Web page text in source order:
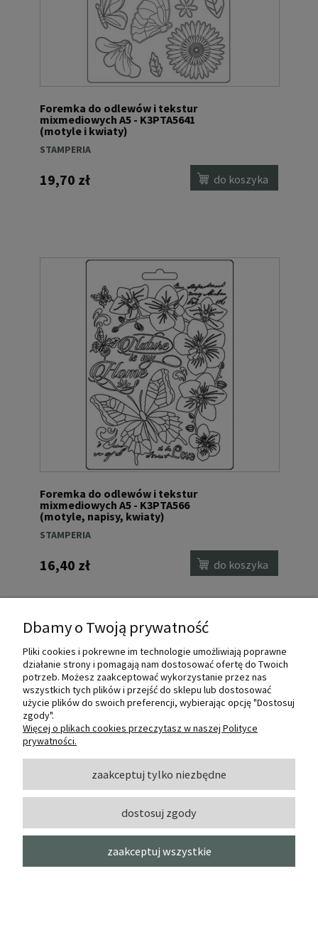
Foremka do odlewów i tekstur
mixmediowych A5 - K3PTA5641
(motyle i kwiaty)
STAMPERIA
19,70 zł do koszyka
Foremka do odlewów i tekstur
mixmediowych A5 - K3PTA566
(motyle, napisy, kwiaty)
STAMPERIA
16,40 zł do koszyka
Dbamy o Twoją prywatność
Pliki cookies i pokrewne im technologie umożliwiają poprawne
działanie strony i pomagają nam dostosować ofertę do Twoich
potrzeb. Możesz zaakceptować wykorzystanie przez nas
wszystkich tych plików i przejść do sklepu lub dostosować
użycie plików do swoich preferencji, wybierając opcję "Dostosuj
zgody".
Więcej o plikach cookies przeczytasz w naszej Polityce
prywatności.
zaakceptuj tylko niezbędne
dostosuj zgody
zaakceptuj wszystkie